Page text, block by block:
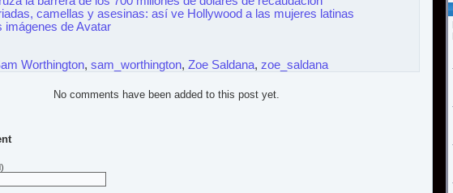
camellas y asesinas: así ve Hollywood a las mujeres latinas
imágenes de Avatar
Worthington, sam_worthington, Zoe Saldana, zoe_saldana
No comments have been added to this post yet.